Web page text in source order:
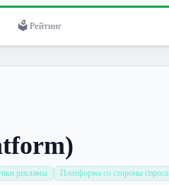
🗳 Рейтинг
рекламы Платформа со стороны спроса